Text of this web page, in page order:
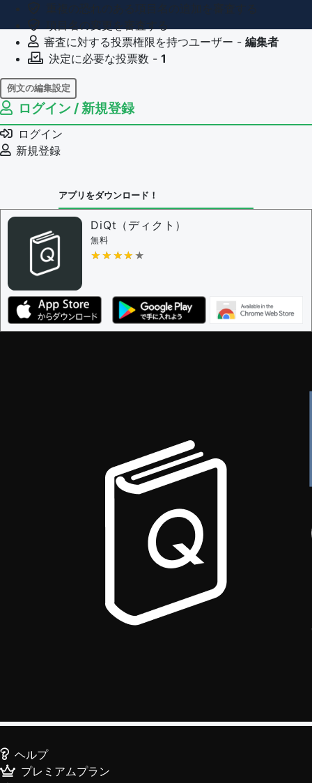
審査に対する投票権限を持つユーザー - 編集者
決定に必要な投票数 - 1
例文の編集設定
例文の編集権限を持つユーザー -
例文の削除を審査する
審査に対する投票権限を持つユーザー -
決定に必要な投票数 -
問題の編集権限を持つユーザー -すべてのユーザー
審査に対する投票権限を持つユーザー -
決定に必要な投票数 -
編集ガイドライン
ログイン / 新規登録
ログイン
新規登録
アプリをダウンロード！
DiQt（ディクト）
無料
★★★★★
★★★★★
ヘルプ
プレミアムプラン